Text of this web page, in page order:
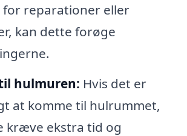
for reparationer eller
kan dette forøge
hulmuren: Hvis det er
at komme til hulrummet,
kræve ekstra tid og